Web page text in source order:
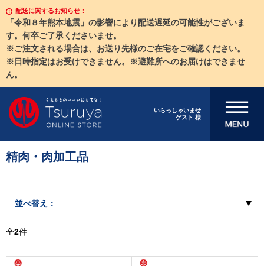
配送に関するお知らせ：
「令和８年熊本地震」の影響により配送遅延の可能性がございま
す。何卒ご了承くださいませ。
※ご注文される場合は、お送り先様のご在宅をご確認ください。
※日時指定はお受けできません。※避難所へのお届けはできませ
ん。
いらっしゃいませ
ゲスト 様
メニューを開
精肉・肉加工品
並べ替え：
全2件